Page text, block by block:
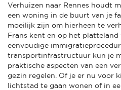
Verhuizen naar Rennes houdt
een woning in de buurt van je
moeilijk zijn om hierheen te
Frans kent en op het
eenvoudige
transportinfrastructuur kun je
praktische aspecten van een
gezin regelen. Of je er nu voor
lichtstad te gaan wonen of in